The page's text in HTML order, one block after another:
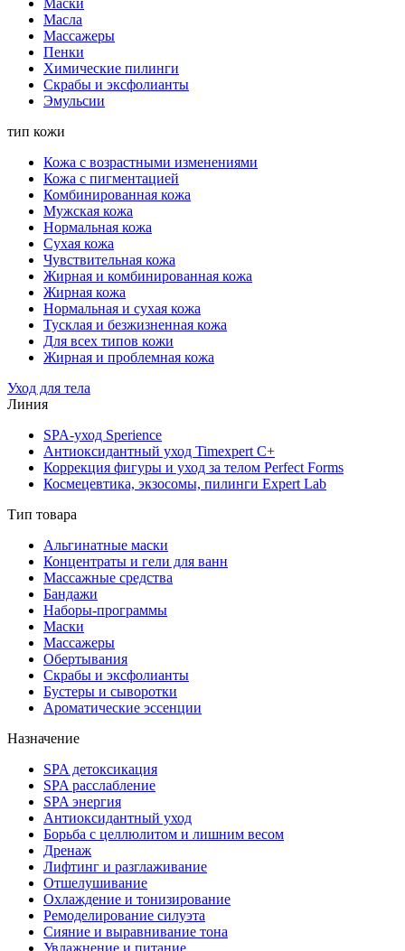
Маски
Масла
Массажеры
Пенки
Химические пилинги
Скрабы и эксфолианты
Эмульсии
тип кожи
Кожа с возрастными изменениями
Кожа с пигментацией
Комбинированная кожа
Мужская кожа
Нормальная кожа
Сухая кожа
Чувствительная кожа
Жирная и комбинированная кожа
Жирная кожа
Нормальная и сухая кожа
Тусклая и безжизненная кожа
Для всех типов кожи
Жирная и проблемная кожа
Уход для тела
Линия
SPA-уход Sperience
Антиоксидантный уход Timexpert C+
Коррекция фигуры и уход за телом Perfect Forms
Космецевтика, экзосомы, пилинги Expert Lab
Тип товара
Альгинатные маски
Концентраты и гели для ванн
Массажные средства
Бандажи
Наборы-программы
Маски
Массажеры
Обертывания
Скрабы и эксфолианты
Бустеры и сыворотки
Ароматические эссенции
Назначение
SPA детоксикация
SPA расслабление
SPA энергия
Антиоксидантный уход
Борьба с целлюлитом и лишним весом
Дренаж
Лифтинг и разглаживание
Отшелушивание
Охлаждение и тонизирование
Ремоделирование силуэта
Сияние и выравнивание тона
Увлажнение и питание